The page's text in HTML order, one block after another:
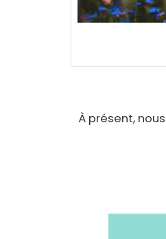
À présent,